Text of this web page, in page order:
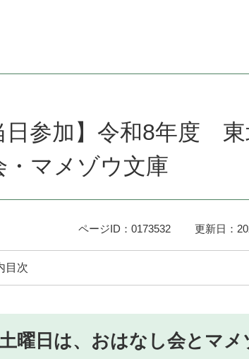
日参加】令和8年度
・マメゾウ文庫
ページID：0173532 更新日：
目次
曜日は、おはなし会とマメ